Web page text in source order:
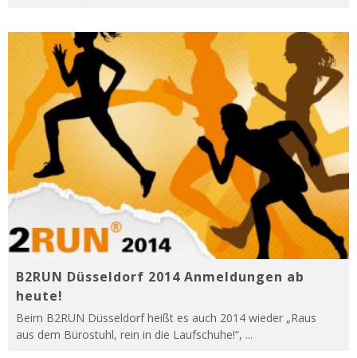
B2RUN Düsseldorf 2014 Anmeldungen ab
heute!
Beim B2RUN Düsseldorf heißt es auch 2014 wieder „Raus
aus dem Bürostuhl, rein in die Laufschuhe!“, ...